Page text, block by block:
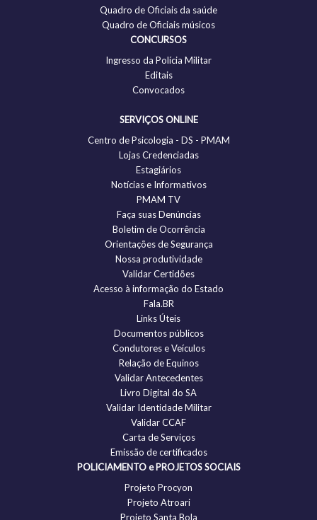
Quadro de Oficiais da saúde
Quadro de Oficiais músicos
CONCURSOS
Ingresso da Polícia Militar
Editais
Convocados
SERVIÇOS ONLINE
Centro de Psicologia - DS - PMAM
Lojas Credenciadas
Estagiários
Notícias e Informativos
PMAM TV
Faça suas Denúncias
Boletim de Ocorrência
Orientações de Segurança
Nossa produtividade
Validar Certidões
Acesso à informação do Estado
Fala.BR
Links Úteis
Documentos públicos
Condutores e Veículos
Relação de Equinos
Validar Antecedentes
Livro Digital do SA
Validar Identidade Militar
Validar CCAF
Carta de Serviços
Emissão de certificados
POLICIAMENTO e PROJETOS SOCIAIS
Projeto Procyon
Projeto Atroari
Projeto Santa Bola